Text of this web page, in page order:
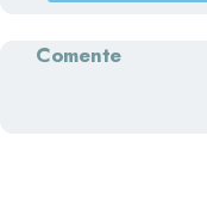
Comente